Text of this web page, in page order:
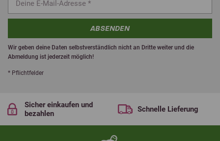
ABSENDEN
Wir geben deine Daten selbstverständlich nicht an Dritte weiter und die
Abmeldung ist jederzeit möglich!
* Pflichtfelder
Sicher einkaufen und
bezahlen
Schnelle Lieferung